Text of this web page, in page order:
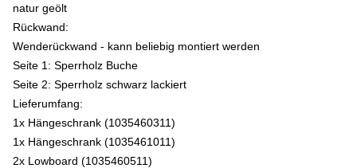
natur geölt
Rückwand:
Wenderückwand - kann beliebig montiert werden
Seite 1: Sperrholz Buche
Seite 2: Sperrholz schwarz lackiert
Lieferumfang:
1x Hängeschrank (1035460311)
1x Hängeschrank (1035461011)
2x Lowboard (1035460511)